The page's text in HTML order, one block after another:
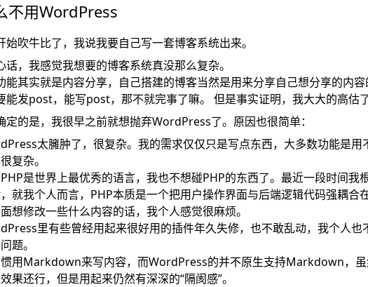
不用WordPress
始吹牛比了，我说我要自己写一套博客系统出来。
话，我感觉我想要的博客系统真没那么复杂。
能其实就是内容分享，自己搭建的博客当然是用来分享自己想分享的内容
能发post，能写post，那不就完事了嘛。 但是事实证明，我大大的高估
定的是，我很早之前就想抛弃WordPress了。原因也很简单：
太臃肿了，很复杂。我的需求仅仅只是写点东西，大多数功能是用
复杂。
是世界上最优秀的语言，我也不想碰PHP的东西了。最近一段时间我
就我个人而言，PHP本质是一个把用户操作界面与后端逻辑代码强耦合
想修改一些什么内容的话，我个人感觉很麻烦。
里有些曾经用起来很好用的插件年久失修，也不敢乱动，我个人也
题。
用Markdown来写内容，而WordPress的并不原生支持Markdown，虽
果还行，但是用起来仍然有深深的“隔阂感”。